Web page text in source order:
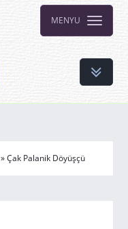
MENYU
» Çak Palanik Döyüşçü